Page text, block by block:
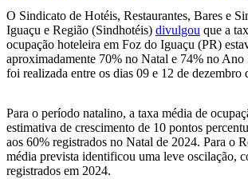
O Sindicato de Hotéis, Restaurantes, Bares e
Iguaçu e Região (Sindhotéis) divulgou que a
ocupação hoteleira em Foz do Iguaçu (PR)
aproximadamente 70% no Natal e 74% no Ano
foi realizada entre os dias 09 e 12 de dezembro
Para o período natalino, a taxa média de
estimativa de crescimento de 10 pontos
aos 60% registrados no Natal de 2024. Para o
média prevista identificou uma leve oscilação,
registrados em 2024.